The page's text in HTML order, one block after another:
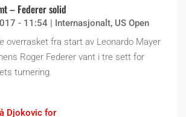
– Federer solid
- 11:54 | Internasjonalt, US Open
overrasket fra start av Leonardo Mayer
Roger Federer vant i tre sett for
turnering.